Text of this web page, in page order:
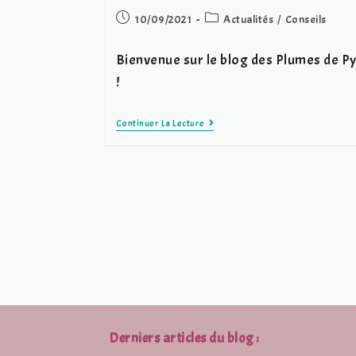
Post10/09/2021
PostActualités / Conseils
Bienvenue sur le blog des Plumes de
!
Continuer La Lecture Bienvenue
!
Derniers articles du blog :